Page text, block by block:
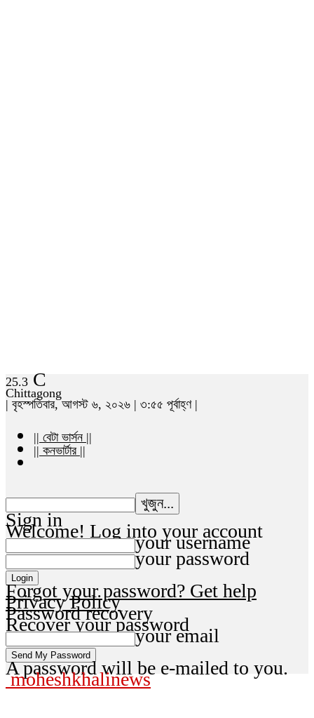
25.3 C
Chittagong
| বৃহস্পতিবার, আগস্ট ৬, ২০২৬ | ৩:৫৫ পূর্বাহ্ণ |
|| বেটা ভার্সন ||
|| কনভার্টার ||
Sign in
Welcome! Log into your account
your username
your password
Forgot your password? Get help
Privacy Policy
Password recovery
Recover your password
your email
A password will be e-mailed to you.
moheshkhalinews